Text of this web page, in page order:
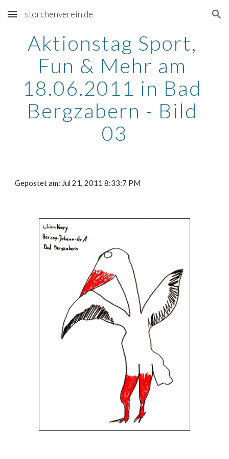
Skip to main content Skip to navigation
storchenverein.de
Aktionstag Sport,
Fun & Mehr am
18.06.2011 in Bad
Bergzabern - Bild
03
Gepostet am: Jul 21, 2011 8:33:7 PM